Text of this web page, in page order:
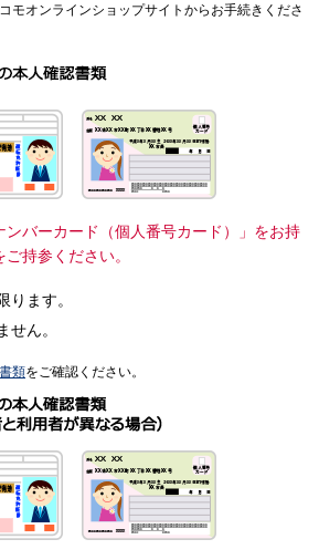
モオンラインショップサイトからお手続きくださ
ンバーカード（個人番号カード）」をお持
持参ください。
ります。
せん。
類をご確認ください。